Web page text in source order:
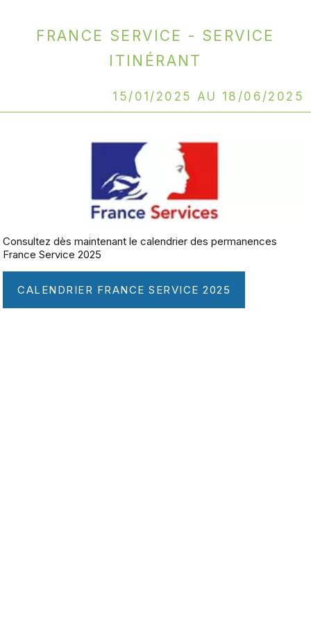
France service - Service
itinérant
15/01/2025 au 18/06/2025
Consultez dès maintenant le calendrier des permanences
France Service 2025
CALENDRIER FRANCE SERVICE 2025